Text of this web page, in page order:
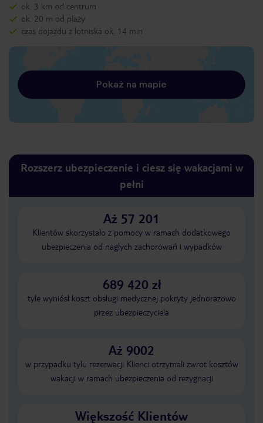
ok. 3 km od centrum
ok. 20 m od plaży
czas dojazdu z lotniska ok. 14 min
Pokaż na mapie
Rozszerz ubezpieczenie i ciesz się wakacjami w
pełni
Aż 57 201
Klientów skorzystało z pomocy w ramach dodatkowego
ubezpieczenia od nagłych zachorowań i wypadków
689 420 zł
tyle wyniósł koszt obsługi medycznej pokryty jednorazowo
przez ubezpieczyciela
Aż 9002
w przypadku tylu rezerwacji Klienci otrzymali zwrot kosztów
wakacji w ramach ubezpieczenia od rezygnacji
Większość Klientów